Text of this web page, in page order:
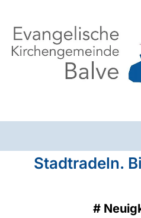
Stadtradeln.
#